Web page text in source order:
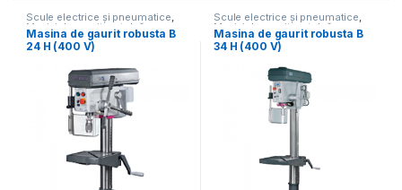
Scule electrice și pneumatice,
Mașini de gaurit cu talpă
magnetică
Masina de gaurit robusta B
24 H (400 V)
Scule electrice și pneumatice,
Mașini de gaurit cu talpă
magnetică
Masina de gaurit robusta B
34 H (400 V)